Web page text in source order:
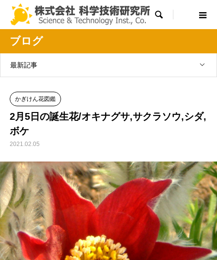

ブログ
最新記事
かぎけん花図鑑
2月5日の誕生花/オキナグサ,サクラソウ,シダ,
ボケ
2021.02.05